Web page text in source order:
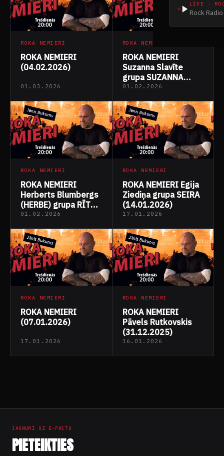
LIVE ·
Rock
ROKA NEMIERI
ROKA NEMIERI
(04.02.2026)
01.03.2026
ROKA NEMIERI
ROKA NEMIERI
Suzanna Slavīte
grupa SUZANNA
(28.01.2026)
01.02.2026
ROKA NEMIERI
ROKA NEMIERI
Herberts Blumbergs
(HERBE) grupa RĪTA
STIENIS
01.02.2026
ROKA NEMIERI
ROKA NEMIERI Egija
Ziediņa grupa SEIRA
(14.01.2026)
17.01.2026
ROKA NEMIERI
ROKA NEMIERI
(07.01.2026)
17.01.2026
ROKA NEMIERI
ROKA NEMIERI
Pāvels Rutkovskis
(31.12.2025)
16.01.2026
lappusēm
JAUNUMI UZ E-PASTU
PIETEIKTIES